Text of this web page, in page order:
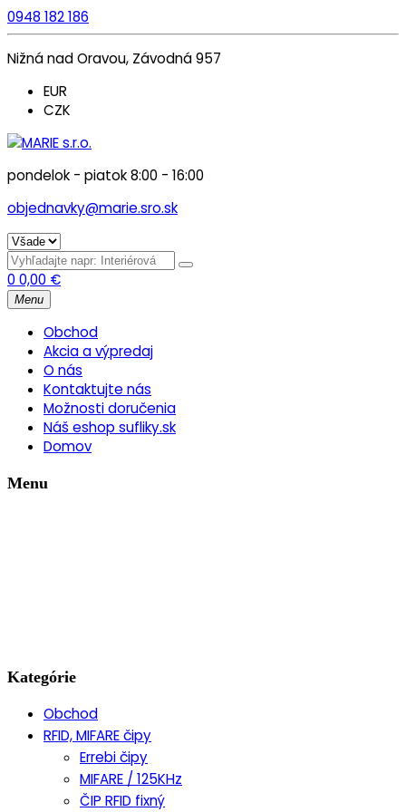
0948 182 186
Nižná nad Oravou, Závodná 957
EUR
CZK
pondelok - piatok 8:00 - 16:00
objednavky@marie.sro.sk
0 0,00 €
Menu
Obchod
Akcia a výpredaj
O nás
Kontaktujte nás
Možnosti doručenia
Náš eshop sufliky.sk
Domov
Menu
Kategórie
Obchod
RFID, MIFARE čipy
Errebi čipy
MIFARE / 125KHz
ČIP RFID fixný